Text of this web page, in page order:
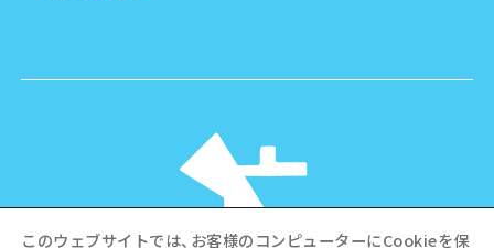
このウェブサイトでは、お客様のコンピューターにCookieを保